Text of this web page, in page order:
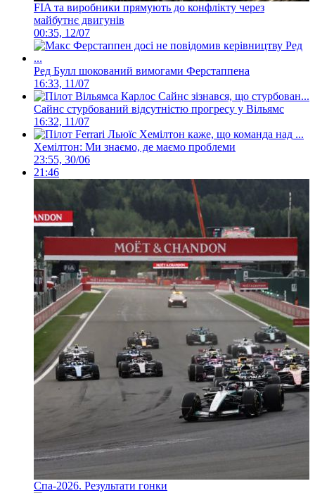
FIA та виробники прямують до конфлікту через
майбутнє двигунів
00:35, 12/07
Ред Булл шокований вимогами Ферстаппена
16:33, 11/07
Сайнс стурбований відсутністю прогресу у Вільямс
16:32, 11/07
Хемілтон: Ми знаємо, де маємо проблеми
23:55, 30/06
21:46
Спа-2026. Результати гонки